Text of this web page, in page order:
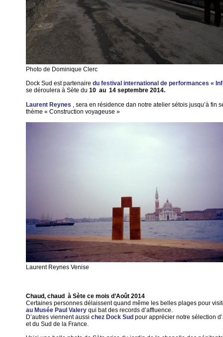
Photo de Dominique Clerc
Dock Sud est partenaire du festival international de performances «
se déroulera à Sète du 10 au 14 septembre 2014.
Laurent Reynes , sera en résidence dan notre atelier sétois jusqu’à fin
thème « Construction voyageuse »
Laurent Reynes Venise
Chaud, chaud à Sète ce mois d’Août 2014
Certaines personnes délaissent quand même les belles plages pour
au Musée Paul Valery qui bat des records d’affluence.
D’autres viennent aussi chez Dock Sud pour apprécier notre sélection
et du Sud de la France.